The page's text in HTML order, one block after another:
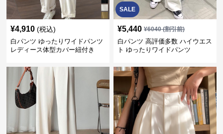
¥4,910 (税込)
白パンツ ゆったりワイドパンツ
レディース体型カバー紐付き
SALE
¥5,440 ¥6040(割引前)
白パンツ 高評価多数 ハイウエス
ト ゆったりワイドパンツ